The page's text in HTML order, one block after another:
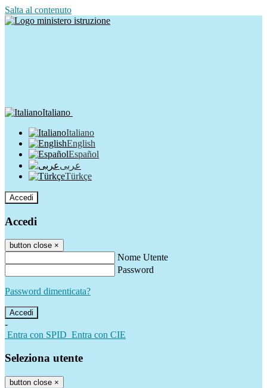
Salta al contenuto
Italiano
Italiano
English
Español
عربى
Türkçe
Accedi
Accedi
button close ×
Nome Utente
Password
Password dimenticata?
-
Entra con SPID Entra con CIE
Seleziona utente
button close ×